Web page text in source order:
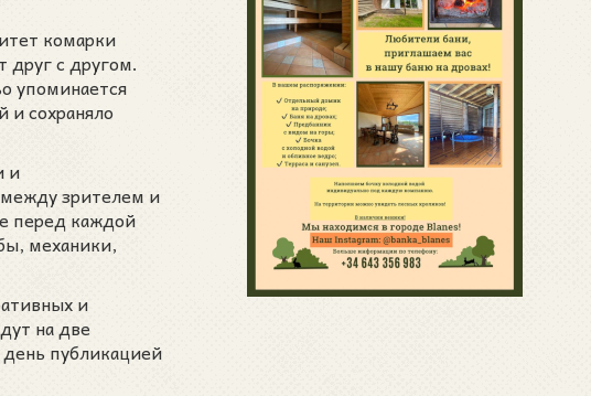
комарки
друг с другом.
упоминается
и сохраняло
и
зрителем и
перед каждой
механики,
и
на две
публикацией